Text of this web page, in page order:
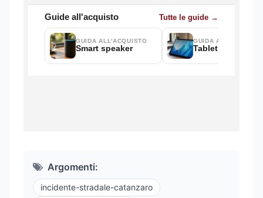
Argomenti:
incidente-stradale-catanzaro